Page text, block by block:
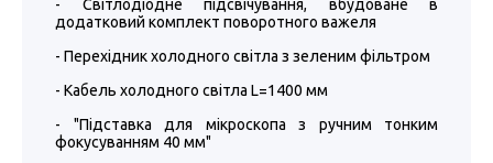
- Світлодіодне підсвічування, вбудоване в
додатковий комплект поворотного важеля
- Перехідник холодного світла з зеленим фільтром
- Кабель холодного світла L=1400 мм
- "Підставка для мікроскопа з ручним тонким
фокусуванням 40 мм"